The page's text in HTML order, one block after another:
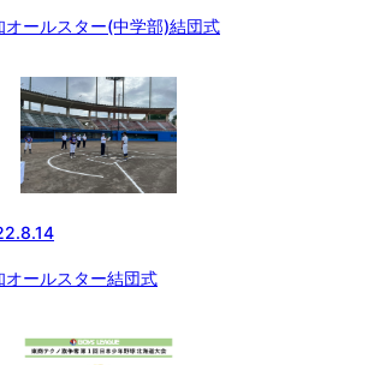
オールスター(中学部)結団式
オールスター結団式